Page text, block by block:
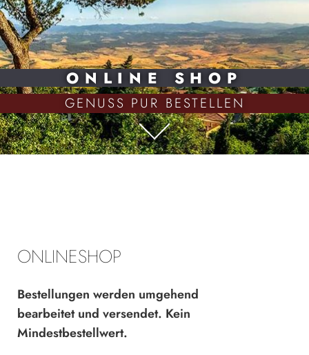
ONLINE SHOP
GENUSS PUR BESTELLEN
ONLINESHOP
Bestellungen werden umgehend
bearbeitet und versendet. Kein
Mindestbestellwert.